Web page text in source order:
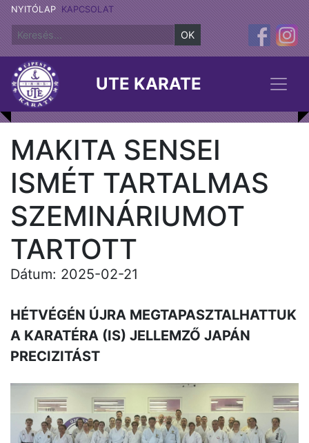
NYITÓLAP KAPCSOLAT
OK
UTE KARATE
MAKITA SENSEI
ISMÉT TARTALMAS
SZEMINÁRIUMOT
TARTOTT
Dátum: 2025-02-21
HÉTVÉGÉN ÚJRA MEGTAPASZTALHATTUK
A KARATÉRA (IS) JELLEMZŐ JAPÁN
PRECIZITÁST